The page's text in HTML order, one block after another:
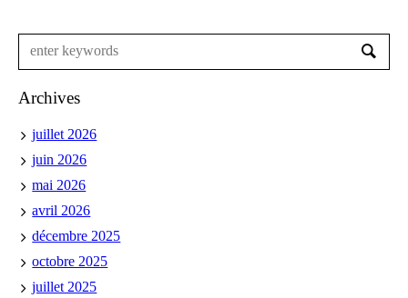
Archives
juillet 2026
juin 2026
mai 2026
avril 2026
décembre 2025
octobre 2025
juillet 2025